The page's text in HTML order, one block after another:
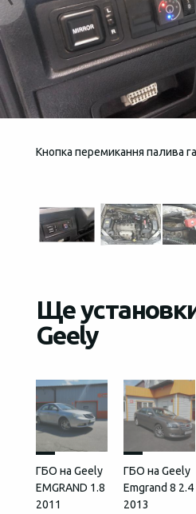
Кнопка перемикання палива
Ще
Geely
ГБО на Geely
EMGRAND 1.8
2011
ГБО на Geely
Emgrand 8 2.4
2013